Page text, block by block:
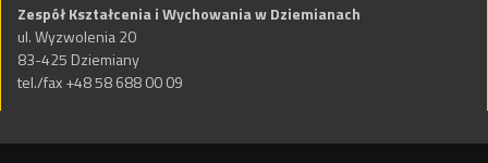
Zespół Kształcenia i Wychowania w Dziemianach
ul. Wyzwolenia 20
83-425 Dziemiany
tel./fax +48 58 688 00 09